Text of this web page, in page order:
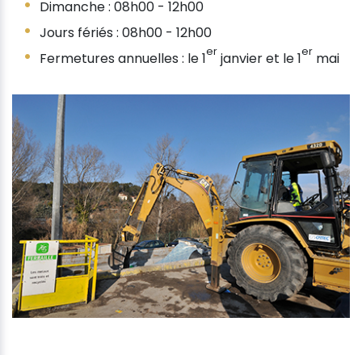
Dimanche : 08h00 - 12h00
Jours fériés : 08h00 - 12h00
Fermetures annuelles : le 1er janvier et le 1er mai